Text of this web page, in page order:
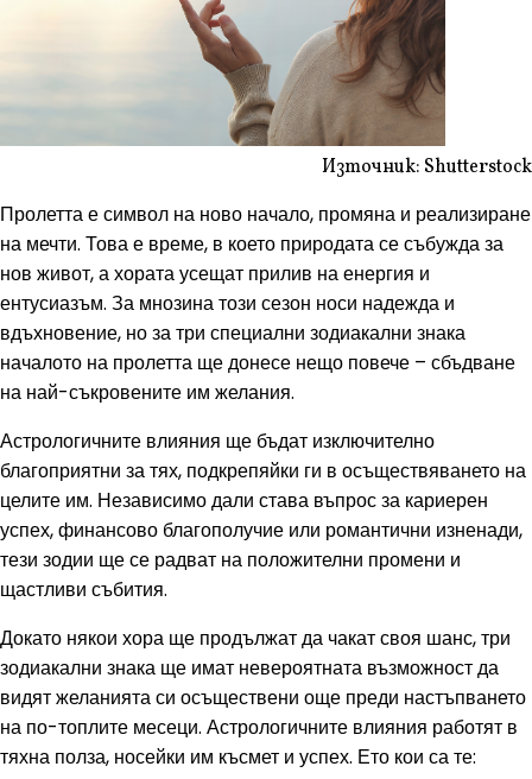
Източник: Shutterstock
Пролетта е символ на ново начало, промяна и реализиране
на мечти. Това е време, в което природата се събужда за
нов живот, а хората усещат прилив на енергия и
ентусиазъм. За мнозина този сезон носи надежда и
вдъхновение, но за три специални зодиакални знака
началото на пролетта ще донесе нещо повече – сбъдване
на най-съкровените им желания.
Астрологичните влияния ще бъдат изключително
благоприятни за тях, подкрепяйки ги в осъществяването на
целите им. Независимо дали става въпрос за кариерен
успех, финансово благополучие или романтични изненади,
тези зодии ще се радват на положителни промени и
щастливи събития.
Докато някои хора ще продължат да чакат своя шанс, три
зодиакални знака ще имат невероятната възможност да
видят желанията си осъществени още преди настъпването
на по-топлите месеци. Астрологичните влияния работят в
тяхна полза, носейки им късмет и успех. Ето кои са те: